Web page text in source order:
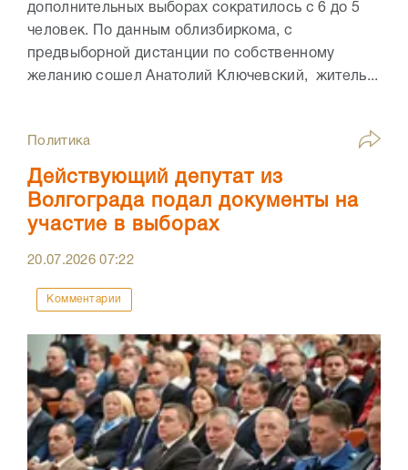
дополнительных выборах сократилось с 6 до 5
человек. По данным облизбиркома, с
предвыборной дистанции по собственному
желанию сошел Анатолий Ключевский, житель...
Политика
Действующий депутат из
Волгограда подал документы на
участие в выборах
20.07.202607:22
Комментарии